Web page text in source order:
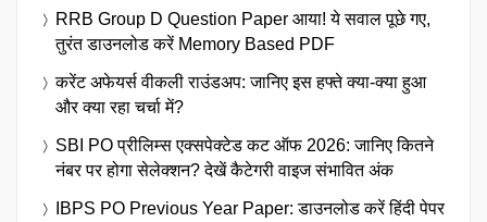
RRB Group D Question Paper आया! ये सवाल पूछे गए,
तुरंत डाउनलोड करें Memory Based PDF
करेंट अफेयर्स वीकली राउंडअप: जानिए इस हफ्ते क्या-क्या हुआ
और क्या रहा चर्चा में?
SBI PO प्रीलिम्स एक्सपेक्टेड कट ऑफ 2026: जानिए कितने
नंबर पर होगा सेलेक्शन? देखें कैटेगरी वाइज संभावित अंक
IBPS PO Previous Year Paper: डाउनलोड करें हिंदी पेपर